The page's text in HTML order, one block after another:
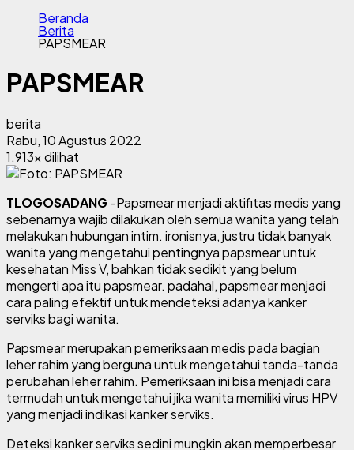
Beranda
Berita
PAPSMEAR
PAPSMEAR
berita
Rabu, 10 Agustus 2022
1.913x dilihat
TLOGOSADANG-Papsmear menjadi aktifitas medis yang
sebenarnya wajib dilakukan oleh semua wanita yang telah
melakukan hubungan intim. ironisnya, justru tidak banyak
wanita yang mengetahui pentingnya papsmear untuk
kesehatan Miss V, bahkan tidak sedikit yang belum
mengerti apa itu papsmear. padahal, papsmear menjadi
cara paling efektif untuk mendeteksi adanya kanker
serviks bagi wanita.
Papsmear merupakan pemeriksaan medis pada bagian
leher rahim yang berguna untuk mengetahui tanda-tanda
perubahan leher rahim. Pemeriksaan ini bisa menjadi cara
termudah untuk mengetahui jika wanita memiliki virus HPV
yang menjadi indikasi kanker serviks.
Deteksi kanker serviks sedini mungkin akan memperbesar